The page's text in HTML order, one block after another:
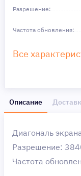
Разрешение:
Частота обновления:
Все
Описание
Диагональ
Разрешение:
Частота